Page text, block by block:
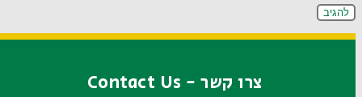
צרו קשר - Contact Us